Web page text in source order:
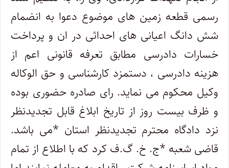
رسمی قطعه زمین های موضوع دعوا به انضمام
شش دانگ اعیانی های احداثی در ان و پرداخت
خسارات دادرسی مطابق تعرفه قانونی اعم از
هزینه دادرسی ، دستمزد کارشناسی و حق الوکاله
وکیل محکوم می نماید. رای صادره حضوری بوده
و ظرف بیست روز از تاریخ ابلاغ قابل تجدیدنظر
نزد دادگاه محترم تجدیدنظر استان *می باشد.
قاضی شعبه *ج. خ. گ.ف کرد که با اطلاع از تمام